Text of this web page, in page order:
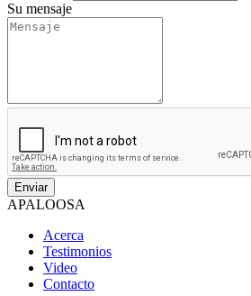
Su mensaje
APALOOSA
Acerca
Testimonios
Video
Contacto